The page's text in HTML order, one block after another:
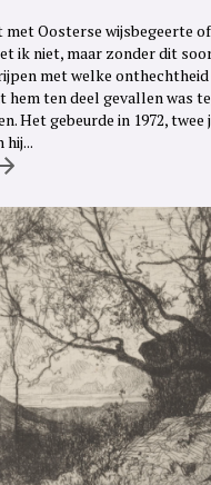
met Oosterse wijsbegeerte
ik niet, maar zonder dit
met welke
hem ten deel gevallen was
Het gebeurde in 1972, twee
hij...